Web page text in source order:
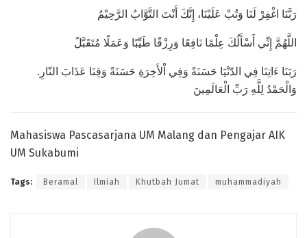
رَبَّنَا اغْفِرْ لَنَا وَتُبْ عَلَيْنَا، إِنَّكَ أَنْتَ التَّوَّابُ الرَّحِيْمُ
اللَّهُمَّ إِنِّي أَسْأَلُكَ عِلْمًا نَافِعًا وَرِزْقًا طَيِّبًا وَعَمَلًا مُتَقَبَّلً
رَبَنَا ءَاتِنَا فِي الدّنْيَا حَسَنَةً وَفِي اْلأَخِرَةِ حَسَنَةً وَقِنَا عَذَابَ النّارِ.
وَالْحَمْدُ لِلَّهِ رَبِّ الْعَالَمِينَ
Mahasiswa Pascasarjana UM Malang dan Pengajar AIK
UM Sukabumi
Tags: Beramal Ilmiah Khutbah Jumat muhammadiyah